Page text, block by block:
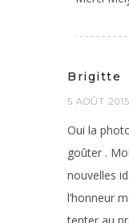
Brigitte
5 AOÛT 2015
Oui la
goûter .
nouvelles
l’honneur